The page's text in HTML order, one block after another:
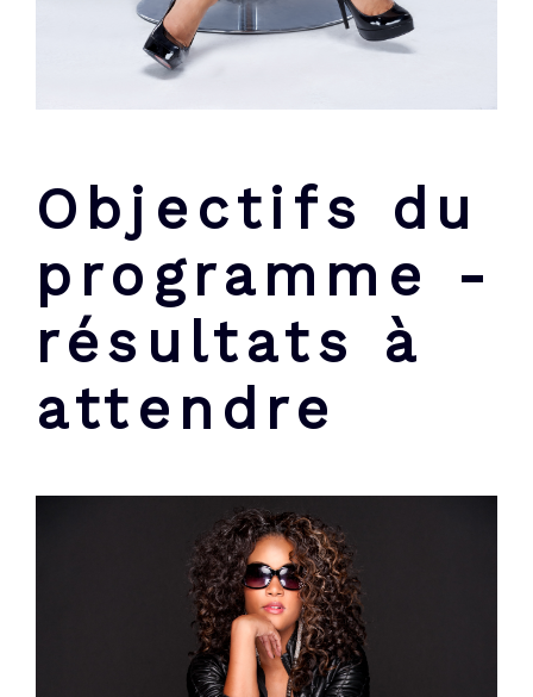
Objectifs du
programme -
résultats à
attendre